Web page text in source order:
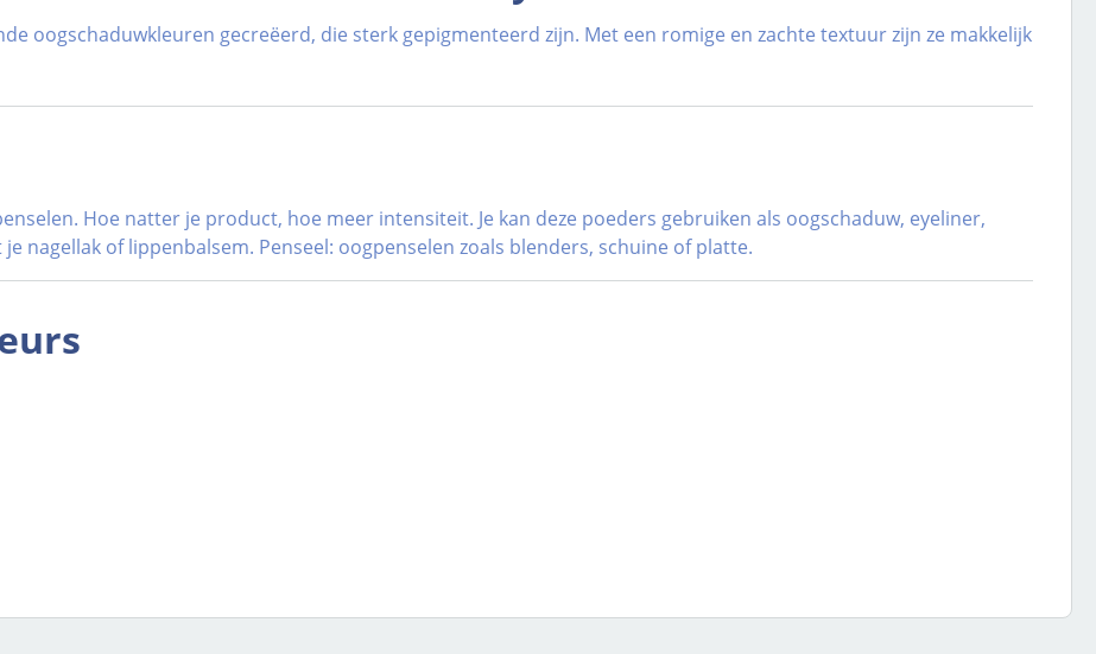
oogschaduwkleuren gecreëerd, die sterk gepigmenteerd zijn. Met een romige en zachte textuur zijn ze makkelijk
Hoe natter je product, hoe meer intensiteit. Je kan deze poeders gebruiken als oogschaduw, eyeliner,
nagellak of lippenbalsem. Penseel: oogpenselen zoals blenders, schuine of platte.